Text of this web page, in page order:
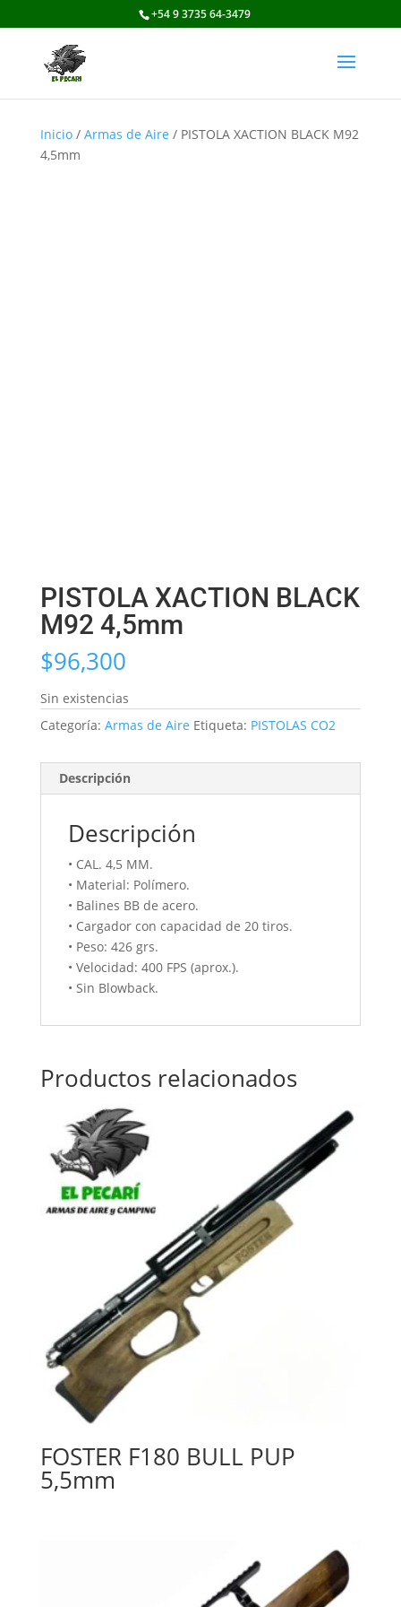
+54 9 3735 64-3479
Inicio/ Armas de Aire / PISTOLA XACTION BLACK M92
4,5mm
PISTOLA XACTION BLACK
M92 4,5mm
$96,300
Sin existencias
Categoría: Armas de Aire Etiqueta: PISTOLAS CO2
Descripción
Descripción
• CAL. 4,5 MM.
• Material: Polímero.
• Balines BB de acero.
• Cargador con capacidad de 20 tiros.
• Peso: 426 grs.
• Velocidad: 400 FPS (aprox.).
• Sin Blowback.
Productos relacionados
FOSTER F180 BULL PUP
5,5mm